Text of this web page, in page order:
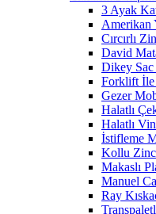
3 Ayak
Amerikan
Cırcırlı
David
Dikey Sac
Forklift İle
Gezer
Halatlı
Halatlı
İstifleme
Kollu
Makaslı
Manuel
Ray